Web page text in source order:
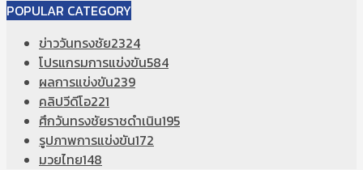
POPULAR CATEGORY
ข่าววันทรงชัย2324
โปรแกรมการแข่งขัน584
ผลการแข่งขัน239
คลิปวีดีโอ221
ศึกวันทรงชัยราชดำเนิน195
รูปภาพการแข่งขัน172
มวยไทย148